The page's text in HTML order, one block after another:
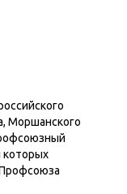
Моршанского
которых